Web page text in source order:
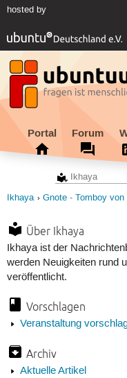
hosted by
Portal Forum
Ikhaya Gnote - Tomboy
Über Ikhaya
Ikhaya ist der
werden Neuigkeiten rund
veröffentlicht.
Vorschlagen
Veranstaltung
Archiv
Aktuelle Artikel